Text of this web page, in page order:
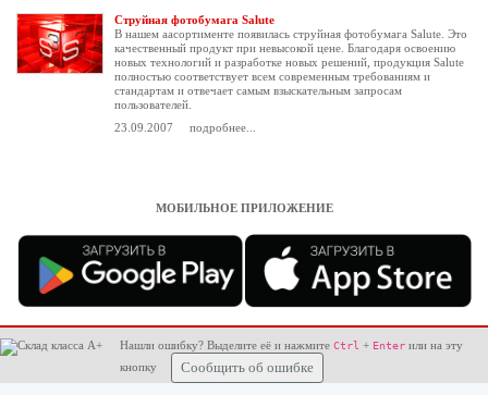
Струйная фотобумага Salute
В нашем аасортименте появилась струйная фотобумага Salute. Это
качественный продукт при невысокой цене. Благодаря освоению
новых технологий и разработке новых решений, продукция Salute
полностью соответствует всем современным требованиям и
стандартам и отвечает самым взыскательным запросам
пользователей.
23.09.2007
подробнее...
МОБИЛЬНОЕ ПРИЛОЖЕНИЕ
Нашли ошибку? Выделите её и нажмите Ctrl + Enter или на эту
кнопку
Сообщить об ошибке